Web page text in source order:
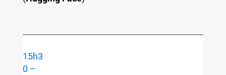
15h3
0 –